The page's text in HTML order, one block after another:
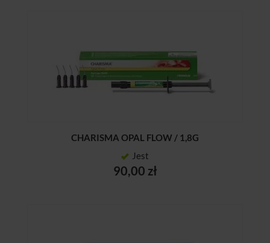
CHARISMA OPAL FLOW / 1,8G
Jest
90,00 zł